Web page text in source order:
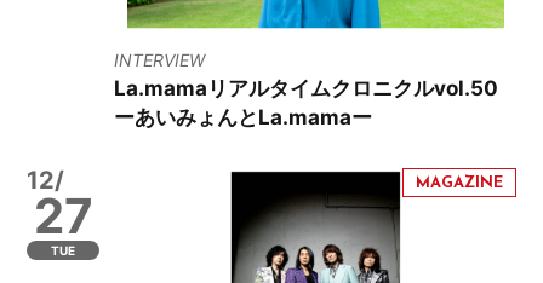
INTERVIEW
La.mamaリアルタイムクロニクルvol.50
ーあいみょんとLa.mamaー
12/
27
TUE